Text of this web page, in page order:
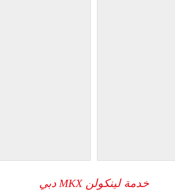
خدمة لينكولن MKX دبي